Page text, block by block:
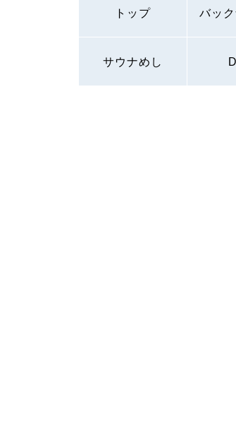
トップ バッ
サウナめし